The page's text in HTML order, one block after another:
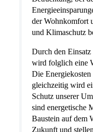
der Wohnkomfort
und Klimaschutz
Durch den Einsatz
wird folglich eine
Die
gleichzeitig wird
Schutz unserer
sind energetische
Baustein auf dem
Zukunft und